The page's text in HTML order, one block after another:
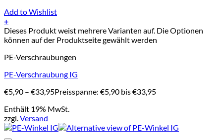
Add to Wishlist
+
Dieses Produkt weist mehrere Varianten auf. Die Optionen
können auf der Produktseite gewählt werden
PE-Verschraubungen
PE-Verschraubung IG
€5,90 – €33,95Preisspanne: €5,90 bis €33,95
Enthält 19% MwSt.
zzgl.Versand